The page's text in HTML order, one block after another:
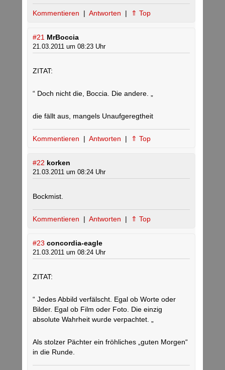
Kommentieren | Antworten | ⇑ Top
#21 MrBoccia
21.03.2011 um 08:23 Uhr
ZITAT:
“ Doch nicht die, Boccia. Die andere. „
die fällt aus, mangels Unaufgeregtheit
Kommentieren | Antworten | ⇑ Top
#22 korken
21.03.2011 um 08:24 Uhr
Bockmist.
Kommentieren | Antworten | ⇑ Top
#23 concordia-eagle
21.03.2011 um 08:24 Uhr
ZITAT:
“ Jedes Abbild verfälscht. Egal ob Worte oder
Bilder. Egal ob Film oder Foto. Die einzig
absolute Wahrheit wurde verpachtet. „
Als stolzer Pächter ein fröhliches „guten Morgen“
in die Runde.